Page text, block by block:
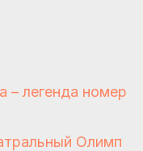
– легенда номер
Олимп